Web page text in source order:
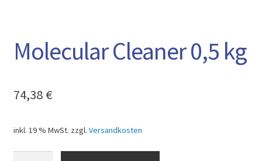
Molecular Cleaner 0,5 kg
74,38 €
inkl. 19 % MwSt. zzgl. Versandkosten